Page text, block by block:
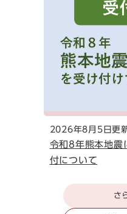
2026年8月5日更
令和8年熊本地震
付について
さ